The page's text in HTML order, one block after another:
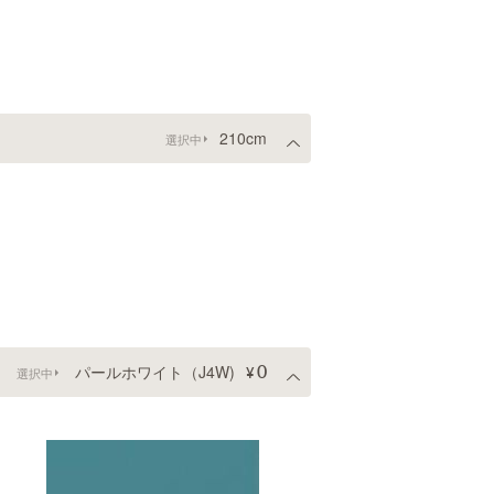
選択中 210cm
選択中 パールホワイト（J4W) 0